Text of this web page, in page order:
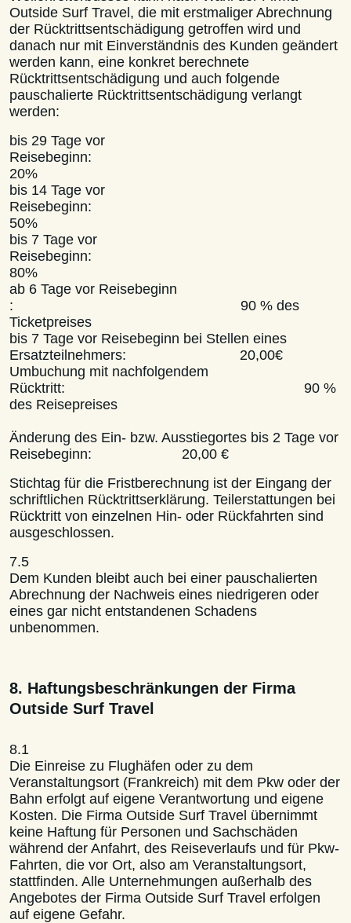
Outside Surf Travel, die mit erstmaliger Abrechnung
der Rücktrittsentschädigung getroffen wird und
danach nur mit Einverständnis des Kunden geändert
werden kann, eine konkret berechnete
Rücktrittsentschädigung und auch folgende
pauschalierte Rücktrittsentschädigung verlangt
werden:
bis 29 Tage vor
20%
bis 14 Tage vor
50%
bis 7 Tage vor
80%
ab 6 Tage vor Reisebeginn
: 90 % des
Ticketpreises
bis 7 Tage vor Reisebeginn bei Stellen eines
Ersatzteilnehmers: 20,00€
Umbuchung mit nachfolgendem
Rücktritt: 90 %
des Reisepreises
Änderung des Ein- bzw. Ausstiegortes bis 2 Tage vor
Reisebeginn: 20,00 €
Stichtag für die Fristberechnung ist der Eingang der
schriftlichen Rücktrittserklärung. Teilerstattungen bei
Rücktritt von einzelnen Hin- oder Rückfahrten sind
ausgeschlossen.
7.5
Dem Kunden bleibt auch bei einer pauschalierten
Abrechnung der Nachweis eines niedrigeren oder
eines gar nicht entstandenen Schadens
unbenommen.
8. Haftungsbeschränkungen der Firma
Outside Surf Travel
8.1
Die Einreise zu Flughäfen oder zu dem
Veranstaltungsort (Frankreich) mit dem Pkw oder der
Bahn erfolgt auf eigene Verantwortung und eigene
Kosten. Die Firma Outside Surf Travel übernimmt
keine Haftung für Personen und Sachschäden
während der Anfahrt, des Reiseverlaufs und für Pkw-
Fahrten, die vor Ort, also am Veranstaltungsort,
stattfinden. Alle Unternehmungen außerhalb des
Angebotes der Firma Outside Surf Travel erfolgen
auf eigene Gefahr.